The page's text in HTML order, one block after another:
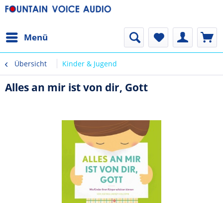
Menü
Übersicht Kinder & Jugend
Alles an mir ist von dir, Gott